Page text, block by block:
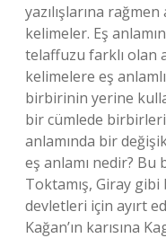
yazılışlarına
kelimeler. Eş
telaffuzu farklı olan
kelimelere eş
birbirinin yerine
bir cümlede
anlamında bir
eş anlamı nedir? Bu
Toktamış, Giray
devletleri için ayırt
Kağan’ın karısına